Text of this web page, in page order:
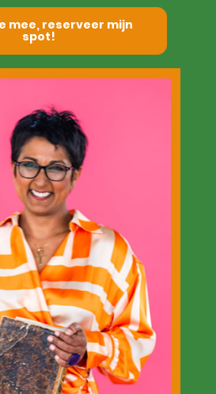
mee, reserveer mijn
spot!